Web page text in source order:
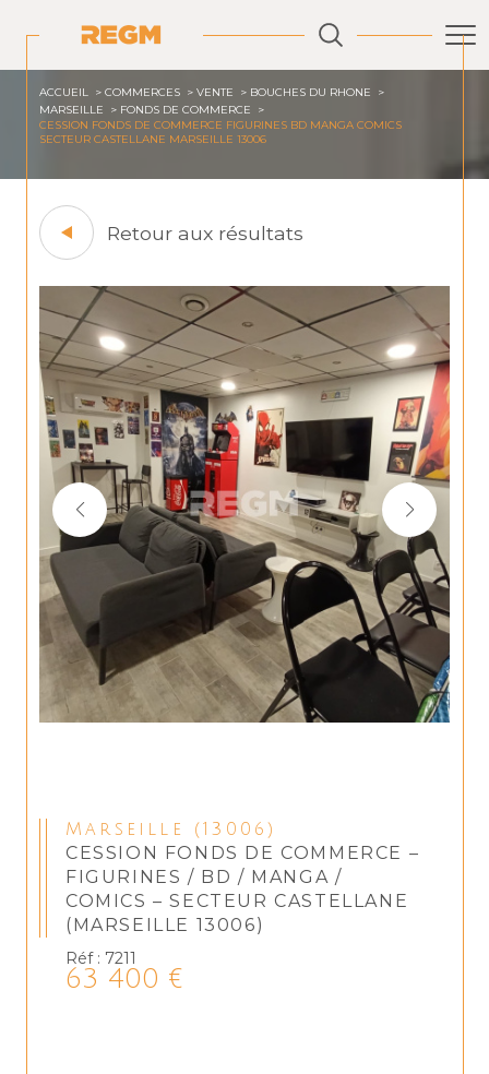
ACCUEIL COMMERCES VENTE
BOUCHES DU RHONE
MARSEILLE
FONDS DE COMMERCE
CESSION FONDS DE COMMERCE FIGURINES BD MANGA COMICS
SECTEUR CASTELLANE MARSEILLE 13006
Retour aux résultats
Marseille (13006)
CESSION FONDS DE COMMERCE –
FIGURINES / BD / MANGA /
COMICS – SECTEUR CASTELLANE
(MARSEILLE 13006)
Réf : 7211
63 400 €